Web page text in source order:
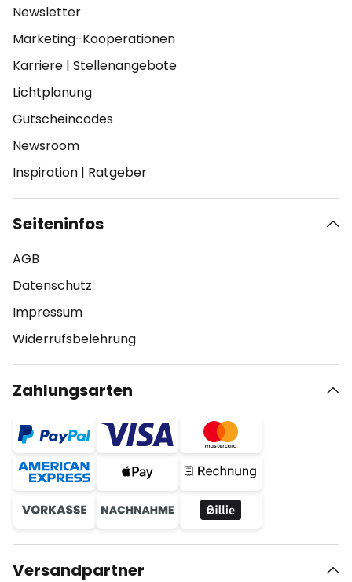
Newsletter
Marketing-Kooperationen
Karriere | Stellenangebote
Lichtplanung
Gutscheincodes
Newsroom
Inspiration | Ratgeber
Seiteninfos
AGB
Datenschutz
Impressum
Widerrufsbelehrung
Zahlungsarten
Versandpartner